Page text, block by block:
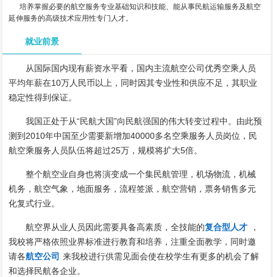
培养掌握必要的航空服务专业基础知识和技能、能从事民航运输服务及航空
延伸服务的高级技术应用性专门人才。
就业前景
从国际国内现有薪资水平看，国内主流航空公司优秀空乘人员
平均年薪在10万人民币以上，同时因其专业性和供应不足，其职业
稳定性得到保证。
我国正处于从“民航大国”向民航强国的伟大转变过程中。由此预
测到2010年中国至少需要新增加40000多名空乘服务人员岗位，民
航空乘服务人员队伍将超过25万，规模将扩大5倍。
整个航空业自身也将演变成一个集民航管理，机场物流，机械
机务，航空气象，地面服务，流程签派，航空营销，票务销售多元
化复式行业。
航空界从业人员因此需要具备高素质，全技能的复合型人才
，
我校将严格依照业界标准进行教育和培养，注重全面教学，同时邀
请各航空公司 来我校进行供需见面会使在校学生有更多的机会了解
和选择民航各企业。